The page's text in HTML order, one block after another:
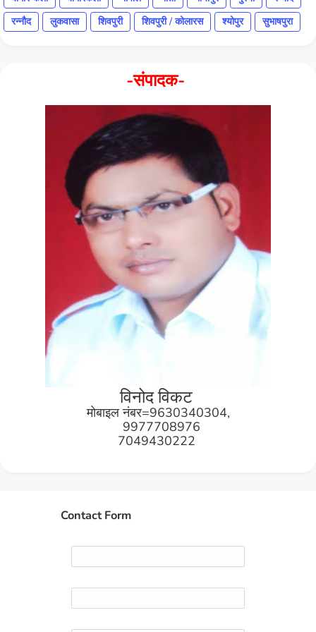
रन्नौद
लुकवासा शिवपुरी शिवपुरी / कोलारस श्योपुर सुभाषपुरा
-संपादक-
विनोद विकट
मोबाइल नंबर=9630340304,
9977708976
7049430222
Contact Form